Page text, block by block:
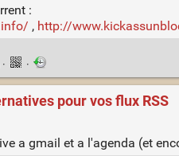
:
, http://
· ·
pour vos flux RSS
a gmail et a l'agenda (et